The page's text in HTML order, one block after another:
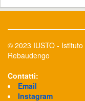
© 2023 IUSTO -
Rebaudengo
Contatti:
Email
Instagram